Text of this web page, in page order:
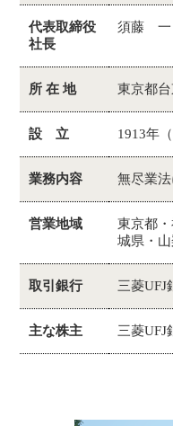
代表取締役
社長
須藤 一
所 在 地 東京都
設 立 1913年
業務内容 無尽業
営業地域
東京都
城県・
取引銀行 三菱UFJ
主な株主 三菱UFJ